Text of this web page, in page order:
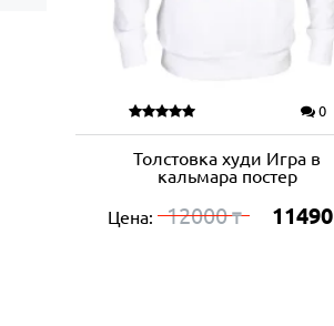
0
Толстовка худи Игра в
кальмара постер
Цена: 12000₸ 11490